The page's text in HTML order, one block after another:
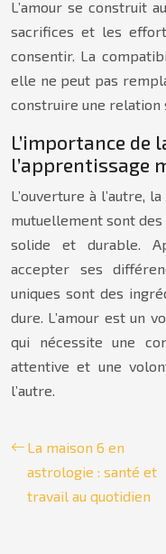
L’amour se construit
sacrifices et les
consentir. La
elle ne peut pas
construire une relation
L’importance de
l’apprentissage
L’ouverture à l’autre,
mutuellement sont
solide et durable.
accepter ses
uniques sont des
dure. L’amour est un
qui nécessite une
attentive et une
l’autre.
La maison 6 en
astrologie : santé et
travail au quotidien